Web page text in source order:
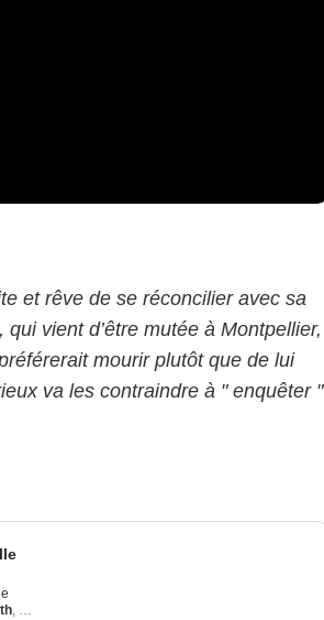
et rêve de se réconcilier avec sa
vient d’être mutée à Montpellier,
mourir plutôt que de lui
va les contraindre à " enquêter "
, Fejria Deliba